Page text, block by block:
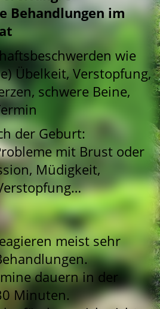
Behandlungen im
wie
Übelkeit, Verstopfung,
schwere Beine,
der Geburt:
mit Brust oder
Müdigkeit,
meist sehr
dauern in der
Minuten.